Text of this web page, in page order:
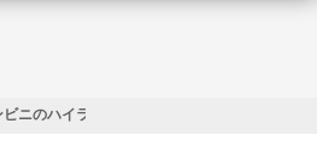
ニのハイライフ